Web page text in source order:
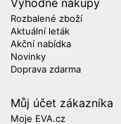
Rozbalené zboží
Aktuální leták
Akční nabídka
Novinky
Doprava zdarma
Můj účet zákazníka
Moje EVA.cz